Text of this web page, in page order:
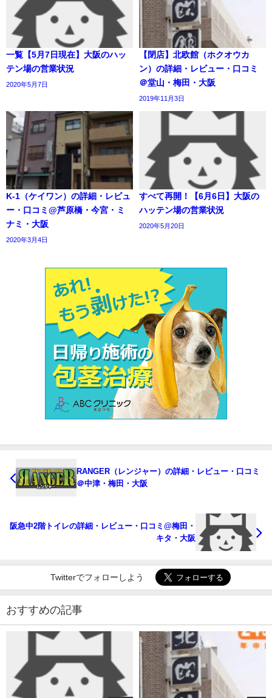
一覧【5月7日現在】大阪のハッ
テン場の営業状況
2020年5月7日
【閉店】北欧館（ホクオウカ
ン）の詳細・レビュー・口コミ
＠堂山・梅田・大阪
2019年11月3日
K-1（ケイワン）の詳細・レビュ
ー・口コミ@芦原橋・今宮・ミ
ナミ・大阪
2020年3月4日
すべて再開！【6月6日】大阪の
ハッテン場の営業状況
2020年5月20日
RANGER（レンジャー）の詳細・レビュー・口コミ
＠中津・梅田・大阪
阪急中2階トイレの詳細・レビュー・口コミ@梅田・
キタ・大阪
Twitterでフォローしよう
おすすめの記事